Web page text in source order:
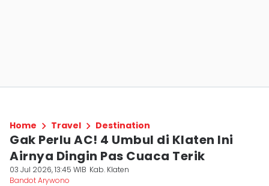
Home Travel Destination
Gak Perlu AC! 4 Umbul di Klaten Ini
Airnya Dingin Pas Cuaca Terik
03 Jul 2026, 13:45 WIB Kab. Klaten
Bandot Arywono